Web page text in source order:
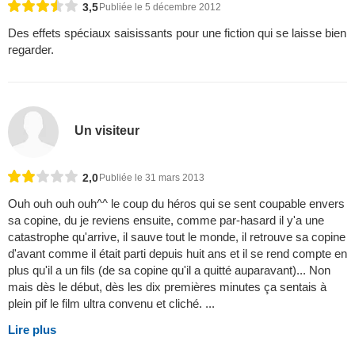
3,5 Publiée le 5 décembre 2012
Des effets spéciaux saisissants pour une fiction qui se laisse bien
regarder.
Un visiteur
2,0Publiée le 31 mars 2013
Ouh ouh ouh ouh^^ le coup du héros qui se sent coupable envers
sa copine, du je reviens ensuite, comme par-hasard il y'a une
catastrophe qu'arrive, il sauve tout le monde, il retrouve sa copine
d'avant comme il était parti depuis huit ans et il se rend compte en
plus qu'il a un fils (de sa copine qu'il a quitté auparavant)... Non
mais dès le début, dès les dix premières minutes ça sentais à
plein pif le film ultra convenu et cliché. ...
Lire plus